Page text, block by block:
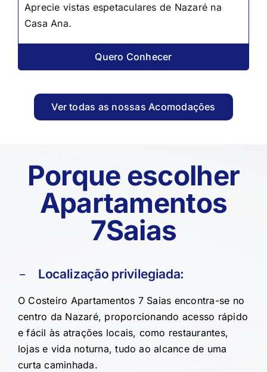
Aprecie vistas espetaculares de Nazaré na
Casa Ana.
Quero Conhecer
Ver todas as nossas Acomodações
Porque escolher
Apartamentos
7Saias
Localização privilegiada:
O Costeiro Apartamentos 7 Saias encontra-se no
centro da Nazaré, proporcionando acesso rápido
e fácil às atrações locais, como restaurantes,
lojas e vida noturna, tudo ao alcance de uma
curta caminhada.